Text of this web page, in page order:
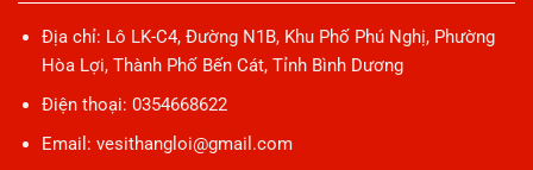
Địa chỉ: Lô LK-C4, Đường N1B, Khu Phố Phú Nghị, Phường
Hòa Lợi, Thành Phố Bến Cát, Tỉnh Bình Dương
Điện thoại: 0354668622
Email: vesithangloi@gmail.com